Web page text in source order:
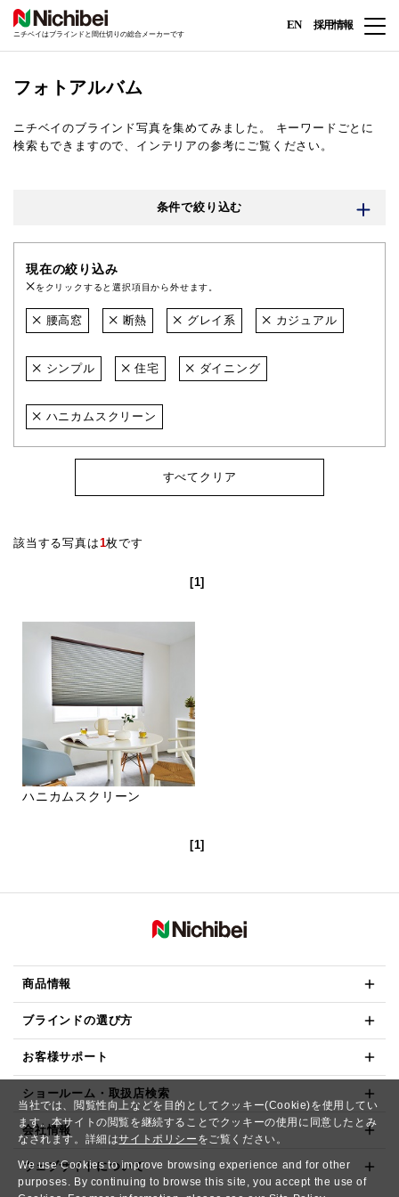
当社では、閲覧性向上などを目的としてクッキー(Cookie)を使用してい
ます。本サイトの閲覧を継続することでクッキーの使用に同意したとみ
なされます。詳細はサイトポリシー をご覧ください。
We use Cookies to improve browsing experience and for other
purposes. By continuing to browse this site, you accept the use of
ニチベイはブラインドと間仕切りの総合メーカーです
EN 採用情報
フォトアルバム
ニチベイのブラインド写真を集めてみました。
キーワードごとに
検索もできますので、インテリアの参考にご覧ください。
条件で絞り込む
現在の絞り込み
をクリックすると選択項目から外せます。
腰高窓 断熱 グレイ系 カジュアル
シンプル 住宅 ダイニング
ハニカムスクリーン
すべてクリア
該当する写真は1枚です
[1]
ハニカムスクリーン
[1]
商品情報
ブラインドの選び方
お客様サポート
ショールーム・取扱店検索
会社情報
ウェブサイトについて